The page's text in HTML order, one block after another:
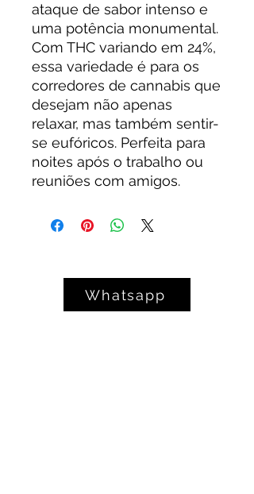
ataque de sabor intenso e
uma potência monumental.
Com THC variando em 24%,
essa variedade é para os
corredores de cannabis que
desejam não apenas
relaxar, mas também sentir-
se eufóricos. Perfeita para
noites após o trabalho ou
reuniões com amigos.
Whatsapp